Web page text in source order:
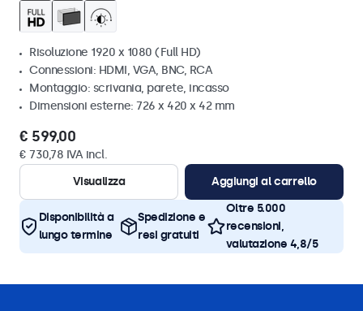
Risoluzione 1920 x 1080 (Full HD)
Connessioni: HDMI, VGA, BNC, RCA
Montaggio: scrivania, parete, incasso
Dimensioni esterne: 726 x 420 x 42 mm
€ 599,00
€ 730,78 IVA incl.
Visualizza
Aggiungi al carrello
Disponibilità a
lungo termine
Spedizione e
resi gratuiti
Oltre 5.000
recensioni,
valutazione 4,8/5